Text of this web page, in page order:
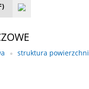
struktura powierzchni